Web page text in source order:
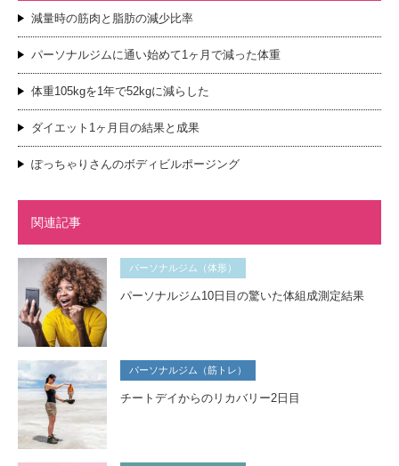
減量時の筋肉と脂肪の減少比率
パーソナルジムに通い始めて1ヶ月で減った体重
体重105kgを1年で52kgに減らした
ダイエット1ヶ月目の結果と成果
ぽっちゃりさんのボディビルポージング
関連記事
パーソナルジム（体形）
パーソナルジム10日目の驚いた体組成測定結果
パーソナルジム（筋トレ）
チートデイからのリカバリー2日目